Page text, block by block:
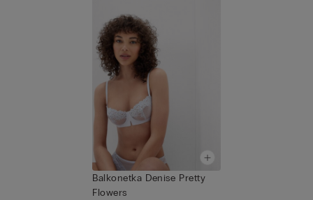
Balkonetka Denise Pretty
Flowers